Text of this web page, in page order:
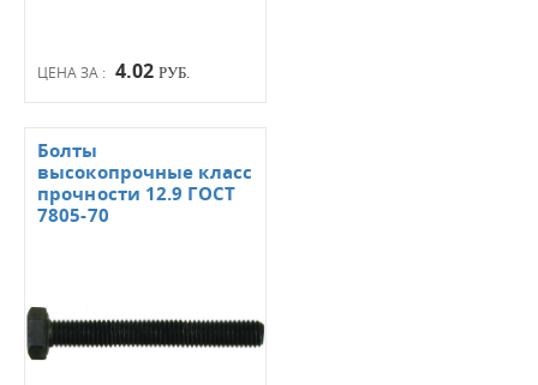
ЦЕНА ЗА : 4.02 РУБ.
Болты
высокопрочные класс
прочности 12.9 ГОСТ
7805-70